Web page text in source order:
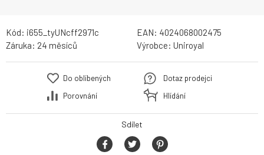
Kód: i655_tyUNcff2971c EAN: 4024068002475
Záruka: 24 měsíců Výrobce: Uniroyal
Do oblíbených
Porovnání
Dotaz prodejci
Hlídání
Sdílet